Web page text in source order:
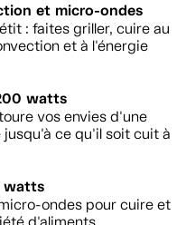
et micro-ondes
: faites griller, cuire au
et à l'énergie
watts
vos envies d'une
ce qu'il soit cuit à
watts
ondes pour cuire et